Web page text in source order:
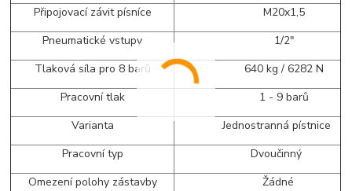
Připojovací závit písníce
M20x1,5
Pneumatické vstupy
1/2"
Tlaková síla pro 8 barů
640 kg / 6282 N
Pracovní tlak
1 - 9 barů
Varianta
Jednostranná pístnice
Pracovní typ
Dvoučinný
Omezení polohy zástavby
Žádné